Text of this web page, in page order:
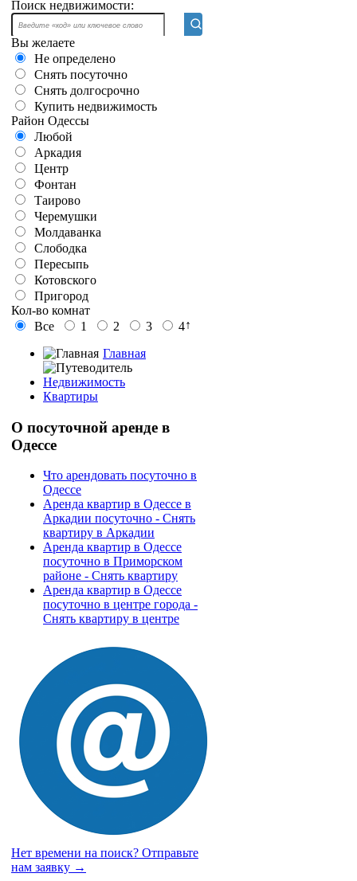
Поиск недвижимости:
Вы желаете
Не определено
Снять посуточно
Снять долгосрочно
Купить недвижимость
Район Одессы
Любой
Аркадия
Центр
Фонтан
Таирово
Черемушки
Молдаванка
Слободка
Пересыпь
Котовского
Пригород
Кол-во комнат
Все
1 2 3 4↑
Главная
Недвижимость
Квартиры
О посуточной аренде в
Одессе
Что арендовать посуточно в
Одессе
Аренда квартир в Одессе в
Аркадии посуточно - Снять
квартиру в Аркадии
Аренда квартир в Одессе
посуточно в Приморском
районе - Снять квартиру
Аренда квартир в Одессе
посуточно в центре города -
Снять квартиру в центре
Нет времени на поиск? Отправьте
нам заявку →